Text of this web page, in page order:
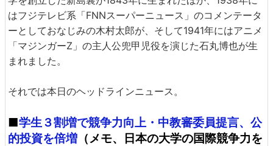
はフジテレビ系「FNNスーパーニュース」のコメンテータ
ーとしておなじみの木村太郎が、そして1941年にはアニメ
「マジンガーZ」の主人公兜甲児役を演じた石丸博也が生
まれました。
それでは本日のヘッドラインニュース。
■学生３割増で競争力向上・中教審委員提言、公
的投資を倍増 （メモ、日本の大学の国際競争力を